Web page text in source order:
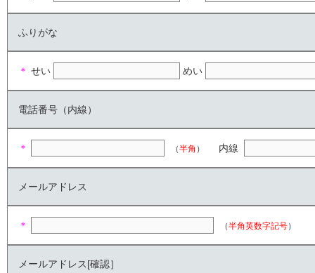
ふりがな
＊ せい めい
電話番号（内線）
＊ （半角 ） 内線
メールアドレス
＊ （半角英数字記号）
メールアドレス[確認］